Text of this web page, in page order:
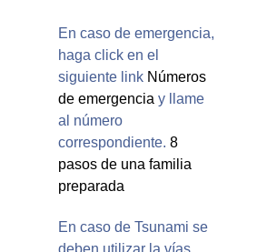
En caso de emergencia,
haga click en el
siguiente link Números
de emergencia y llame
al número
correspondiente. 8
pasos de una familia
preparada
En caso de Tsunami se
deben utilizar la vías